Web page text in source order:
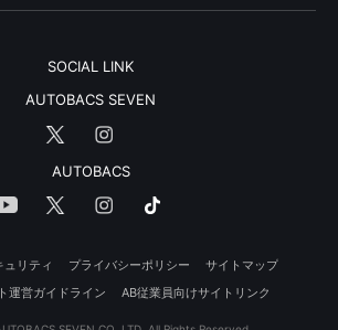
SOCIAL LINK
AUTOBACS SEVEN
AUTOBACS
ュリティ プライバシーポリシー
サイトマップ
運営ガイドライン
AB従業員向けサイトリンク